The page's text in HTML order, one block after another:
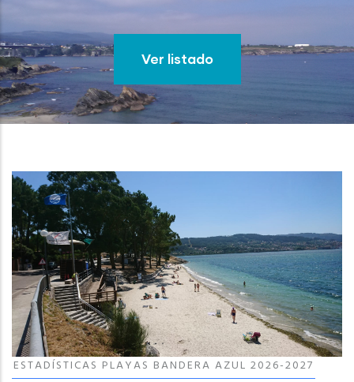
Ver listado
ESTADÍSTICAS PLAYAS BANDERA AZUL 2026-2027